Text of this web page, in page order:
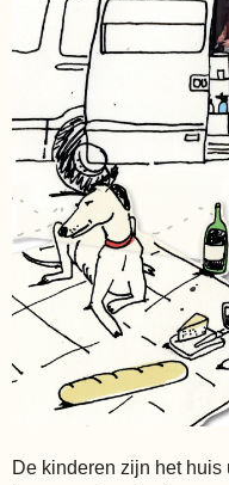
De kinderen zijn het